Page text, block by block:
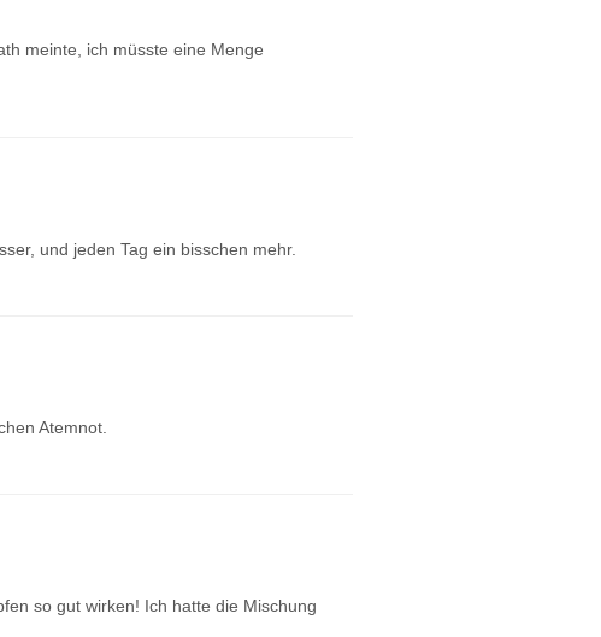
meinte, ich müsste eine Menge
und jeden Tag ein bisschen mehr.
Atemnot.
so gut wirken! Ich hatte die Mischung